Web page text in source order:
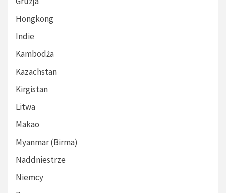
Hongkong
Indie
Kambodża
Kazachstan
Kirgistan
Litwa
Makao
Myanmar (Birma)
Naddniestrze
Niemcy